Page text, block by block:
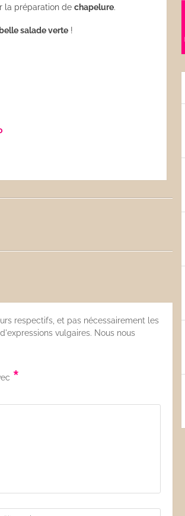
la préparation de chapelure.
belle salade verte !
respectifs, et pas nécessairement les
vulgaires. Nous nous
*